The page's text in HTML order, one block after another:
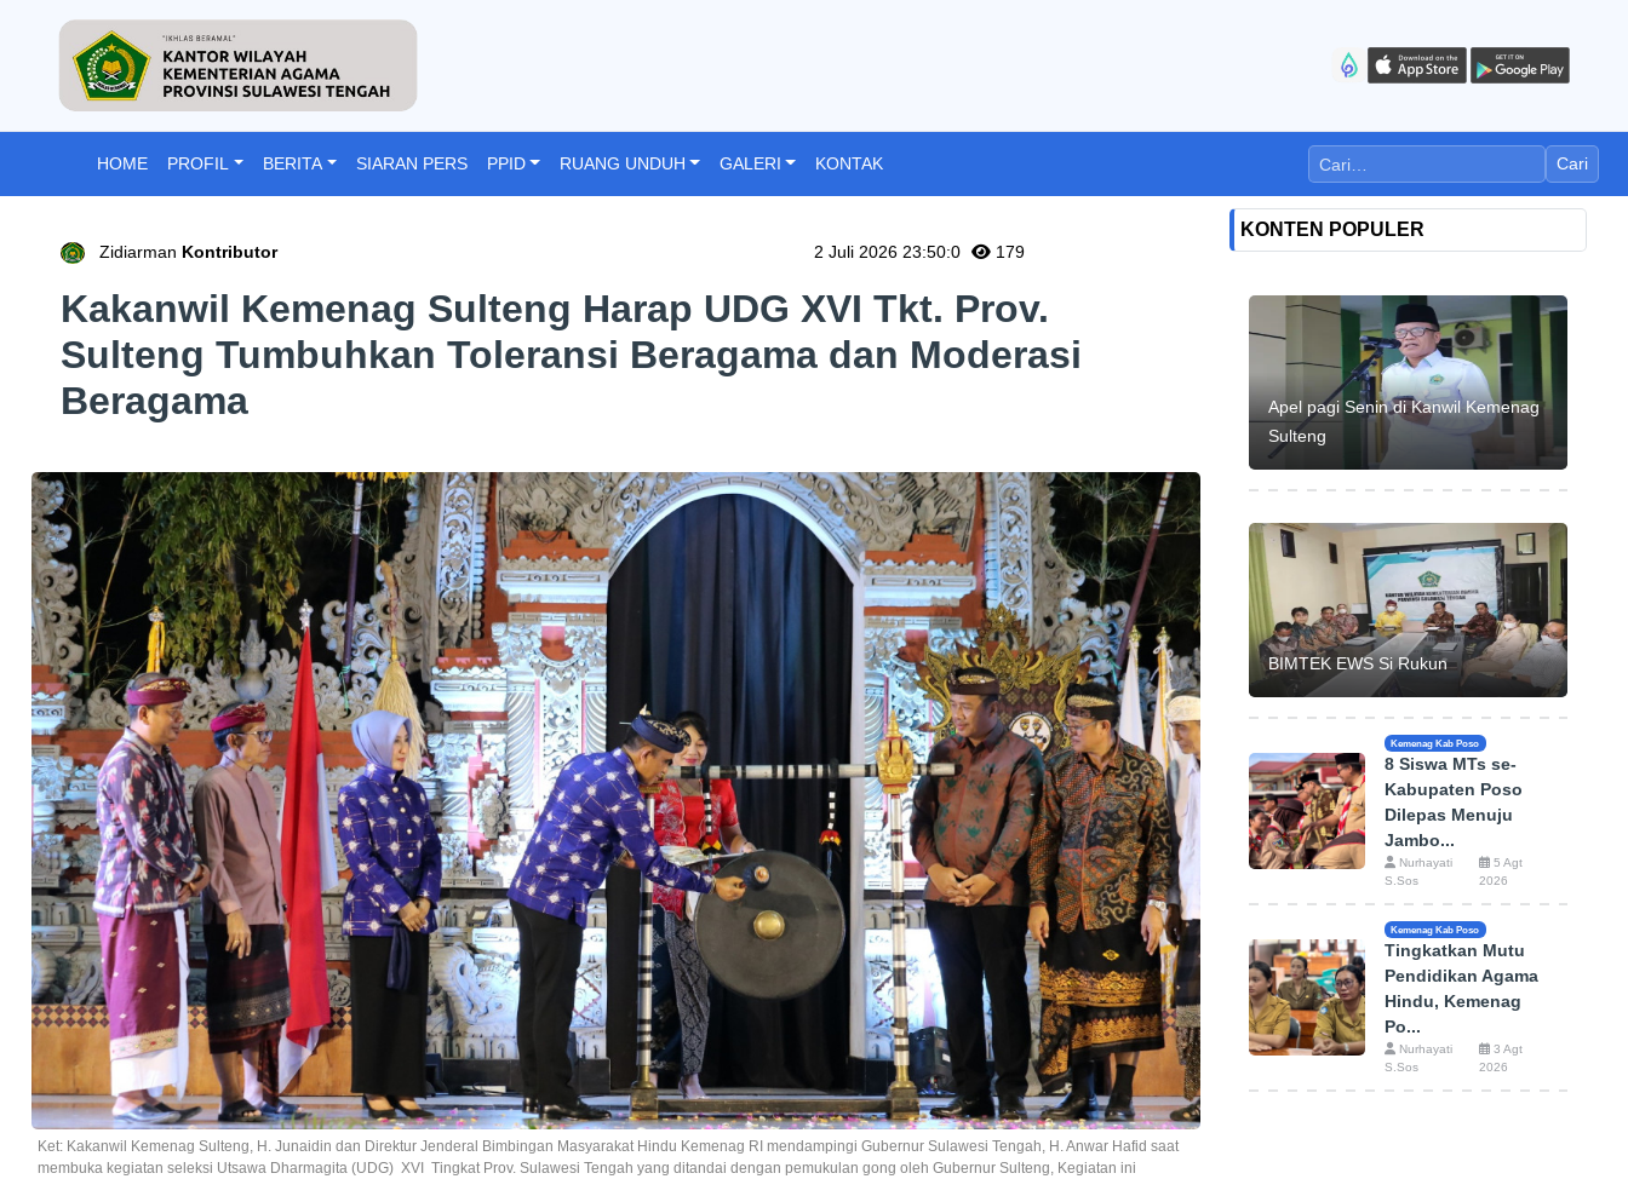
HOME PROFIL BERITA SIARAN PERS PPID RUANG UNDUH GALERI KONTAK Cari
Zidiarman Kontributor 2 Juli 2026 23:50:0 179
Kakanwil Kemenag Sulteng Harap UDG XVI Tkt. Prov.
Sulteng Tumbuhkan Toleransi Beragama dan Moderasi
Beragama
Ket: Kakanwil Kemenag Sulteng, H. Junaidin dan Direktur Jenderal Bimbingan Masyarakat Hindu Kemenag RI mendampingi Gubernur Sulawesi Tengah, H. Anwar Hafid saat
membuka kegiatan seleksi Utsawa Dharmagita (UDG) XVI Tingkat Prov. Sulawesi Tengah yang ditandai dengan pemukulan gong oleh Gubernur Sulteng, Kegiatan ini
KONTEN POPULER
Apel pagi Senin di Kanwil Kemenag
Sulteng
BIMTEK EWS Si Rukun
Kemenag Kab Poso
8 Siswa MTs se-
Kabupaten Poso
Dilepas Menuju
Jambo...
Nurhayati
S.Sos
5 Agt
2026
Kemenag Kab Poso
Tingkatkan Mutu
Pendidikan Agama
Hindu, Kemenag
Po...
Nurhayati
S.Sos
3 Agt
2026